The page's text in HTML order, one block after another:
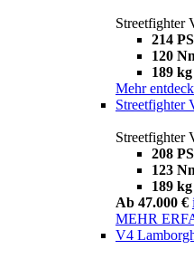
Streetfighter
214 PS
120
189 kg
Mehr
Streetfighter
Streetfighter
208 PS
123
189 kg
Ab 47.000 € i
MEHR
V4